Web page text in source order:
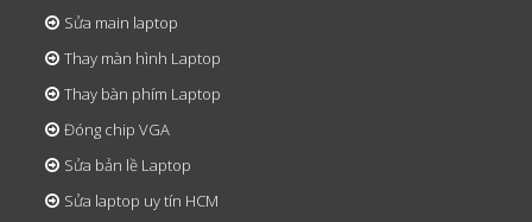
Sửa main laptop
Thay màn hình Laptop
Thay bàn phím Laptop
Đóng chip VGA
Sửa bản lề Laptop
Sửa laptop uy tín HCM